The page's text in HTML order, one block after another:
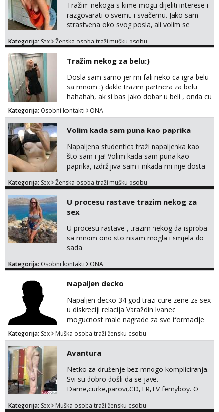
Tražim nekoga s kime mogu dijeliti interese i
razgovarati o svemu i svačemu. Jako sam
strastvena oko svog posla, ali volim se
Voljela bi naci nekoga pa da se nemoram
ispod i nadji me tamo, cekam te!
Kategorija: Sex Ženska osoba traži mušku osobu
Tražim nekog za belu:)
Dosla sam samo jer mi fali neko da igra belu
sa mnom :) dakle trazim partnera za belu
hahahah, ak si bas jako dobar u beli , onda cu
razmislit za dalje Klikni na link ispod i nadji me
tamo, cekam te!
Kategorija: Osobni kontakti ONA
Volim kada sam puna kao paprika
Napaljena studentica traži napaljenka kao
što sam i ja! Volim kada sam puna kao
paprika, izdržljiva sam i nikada mi nije dosta
bilo kad i bilo gdje zato se javi što prije da
tamo, cekam te!
Kategorija: Sex Ženska osoba traži mušku osobu
U procesu rastave trazim nekog za
sex
U procesu rastave , trazim nekog da isproba
sa mnom ono sto nisam mogla i smjela do
sada
Kategorija: Osobni kontakti ONA
Napaljen decko
Napaljen decko 34 god trazi cure zene za sex
u diskreciji relacija Varaždin Ivanec
mogucnost male nagrade za sve iformacije
pisite na broj 098819637 pusa
Kategorija: Sex Muška osoba traži žensku osobu
Avantura
Netko za druženje bez mnogo kompliciranja.
Svi su dobro došli da se jave.
Dame,curke,parovi,CD,TR,TV femyboy. O
nemam ali ako smo za druženje možemo
Kategorija: Sex Muška osoba traži žensku osobu